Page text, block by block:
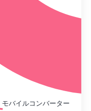
バイルコンバーター